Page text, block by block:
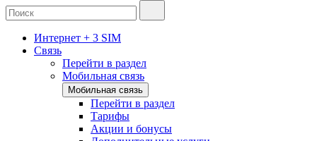
Интернет + 3 SIM
Связь
Перейти в раздел
Мобильная связь
Мобильная связь
Перейти в раздел
Тарифы
Акции и бонусы